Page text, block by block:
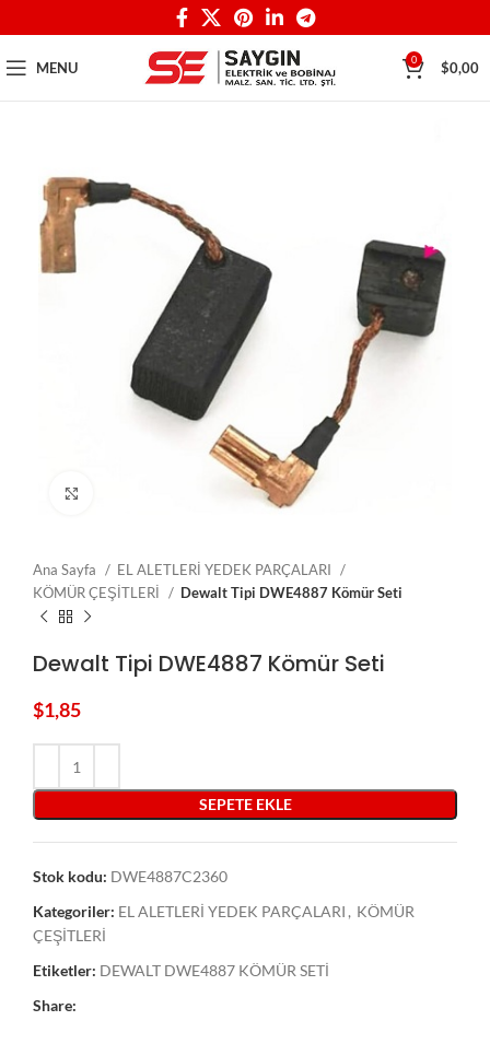
MENU 0 $0,00
Ana Sayfa
EL ALETLERİ YEDEK PARÇALARI
KÖMÜR ÇEŞİTLERİ
Dewalt Tipi DWE4887 Kömür Seti
Dewalt Tipi DWE4887 Kömür Seti
$1,85
SEPETE EKLE
Stok kodu: DWE4887C2360
Kategoriler: EL ALETLERİ YEDEK PARÇALARI , KÖMÜR
ÇEŞİTLERİ
Etiketler: DEWALT DWE4887 KÖMÜR SETİ
Share: